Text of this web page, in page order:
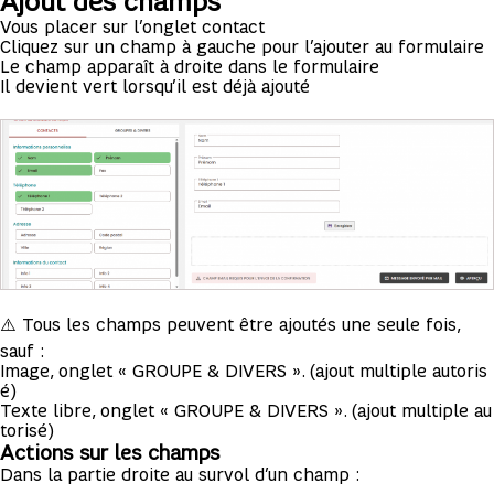
Vous placer sur l’onglet contact
Cliquez sur un champ à gauche pour l’ajouter au formulaire
Le champ apparaît à droite dans le formulaire
Il devient vert lorsqu’il est déjà ajouté
⚠️ Tous les champs peuvent être ajoutés une seule fois,
sauf :
Image, onglet « GROUPE & DIVERS ». (ajout multiple autoris
é)
Texte libre, onglet « GROUPE & DIVERS ». (ajout multiple au
torisé)
Actions sur les champs
Dans la partie droite au survol d’un champ :